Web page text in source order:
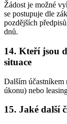
Žádost je možné
se postupuje dle
pozdějších
dnů.
14. Kteří jsou
situace
Dalším účastníkem
úkonu) nebo
15. Jaké další